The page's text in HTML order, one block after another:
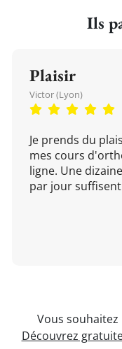
Ils
Plaisir
Victor (Lyon)
Je prends du
mes cours
ligne. Une
par jour
Vous
Découvrez